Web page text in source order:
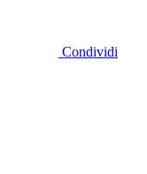
Condividi